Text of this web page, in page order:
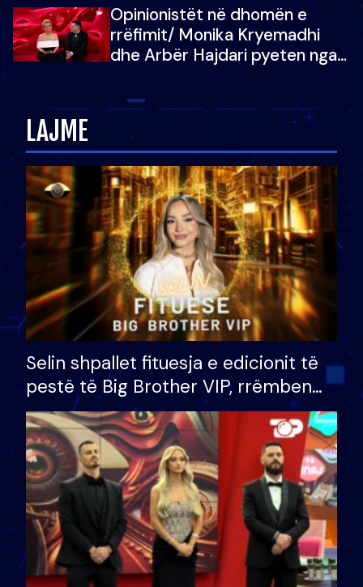
vajzën e tij
Opinionistët në dhomën e
rrëfimit/ Monika Kryemadhi
dhe Arbër Hajdari pyeten nga
zëvendësonit njëri-tjetrin?
LAJME
Selin shpallet fituesja e edicionit të
pestë të Big Brother VIP, rrëmben
çmimin e madh prej 100 mijë eurosh